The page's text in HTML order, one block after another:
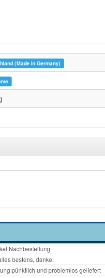
(Made in Germany)